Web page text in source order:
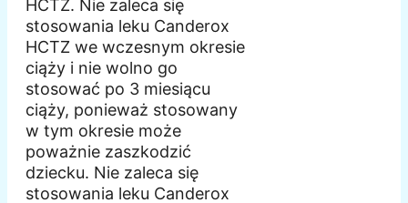
HCTZ. Nie zaleca się
stosowania leku Canderox
HCTZ we wczesnym okresie
ciąży i nie wolno go
stosować po 3 miesiącu
ciąży, ponieważ stosowany
w tym okresie może
poważnie zaszkodzić
dziecku. Nie zaleca się
stosowania leku Canderox